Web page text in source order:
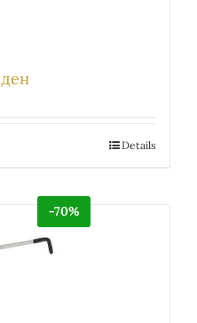
денCurrent
20,250.00 ден.Details
-70%